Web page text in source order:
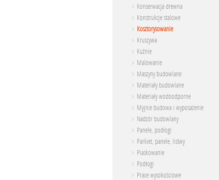
Konserwacja drewna
Konstrukcje stalowe
Kosztorysowanie
Kruszywa
Kuźnie
Malowanie
Maszyny budowlane
Materiały budowlane
Materiały wodoodporne
Myjnie budowa i wyposażenie
Nadzór budowlany
Panele, podłogi
Parkiet, panele, listwy
Piaskowanie
Podłogi
Prace wysokościowe